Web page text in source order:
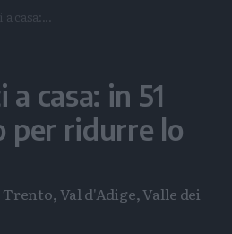
casa:...
casa: in 51
per ridurre lo
Val d'Adige, Valle dei